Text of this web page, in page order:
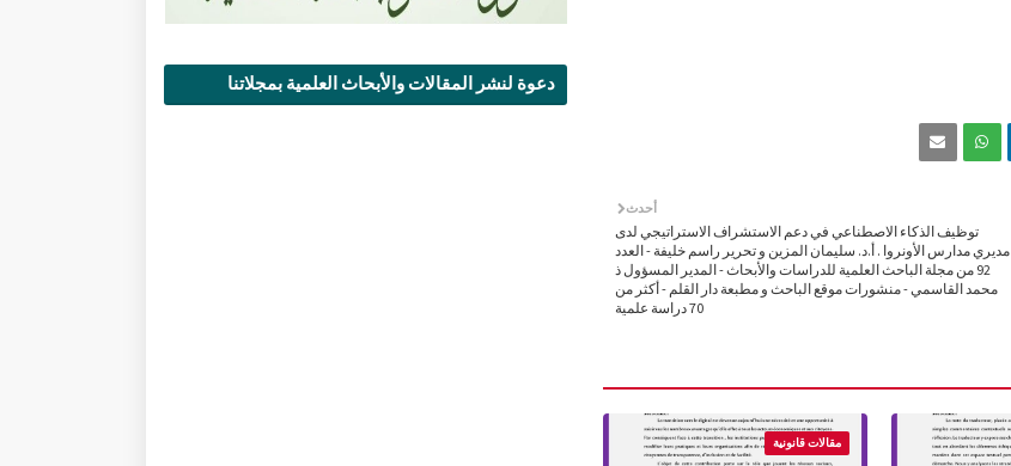
أحدث
توظيف الذكاء الاصطناعي في دعم الاستشراف الاستراتيجي لدى
مديري مدارس الأونروا . أ.د. سليمان المزين و تحرير راسم خليفة - العدد
92 من مجلة الباحث العلمية للدراسات والأبحاث - المدير المسؤول ذ
محمد القاسمي - منشورات موقع الباحث و مطبعة دار القلم - أكثر من
70 دراسة علمية
مقالات قانونية
دعوة لنشر المقالات والأبحاث العلمية بمجلاتنا